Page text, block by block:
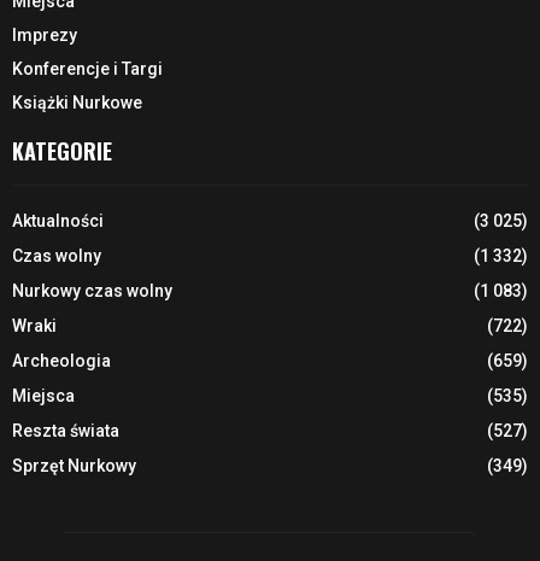
Imprezy
Konferencje i Targi
Książki Nurkowe
KATEGORIE
Aktualności
(3 025)
Czas wolny
(1 332)
Nurkowy czas wolny
(1 083)
Wraki
(722)
Archeologia
(659)
Miejsca
(535)
Reszta świata
(527)
Sprzęt Nurkowy
(349)